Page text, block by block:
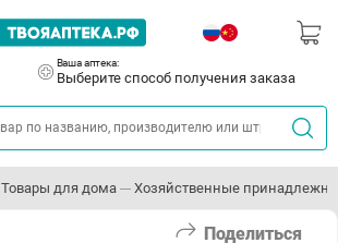
Ваша аптека:
Выберите способ получения заказа
Товары для дома Хозяйственные
Поделиться